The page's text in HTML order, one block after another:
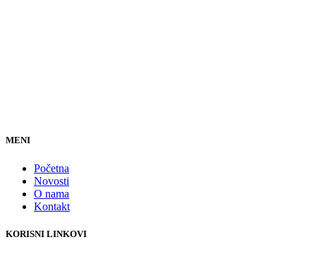
MENI
Početna
Novosti
O nama
Kontakt
KORISNI LINKOVI